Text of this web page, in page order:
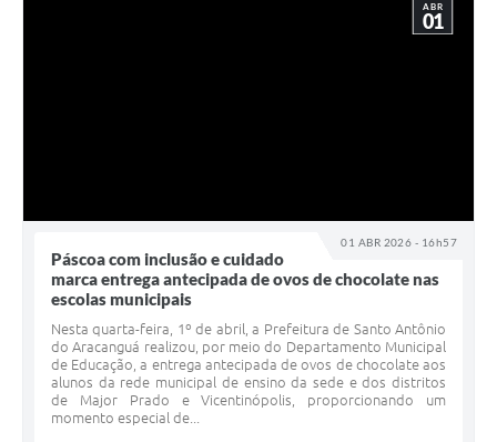
01 ABR 2026 - 16h57
ABR
01
Páscoa com inclusão e cuidado
marca entrega antecipada de ovos de chocolate nas
escolas municipais
Nesta quarta-feira, 1º de abril, a Prefeitura de Santo Antônio
do Aracanguá realizou, por meio do Departamento Municipal
de Educação, a entrega antecipada de ovos de chocolate aos
alunos da rede municipal de ensino da sede e dos distritos
de Major Prado e Vicentinópolis, proporcionando um
momento especial de...